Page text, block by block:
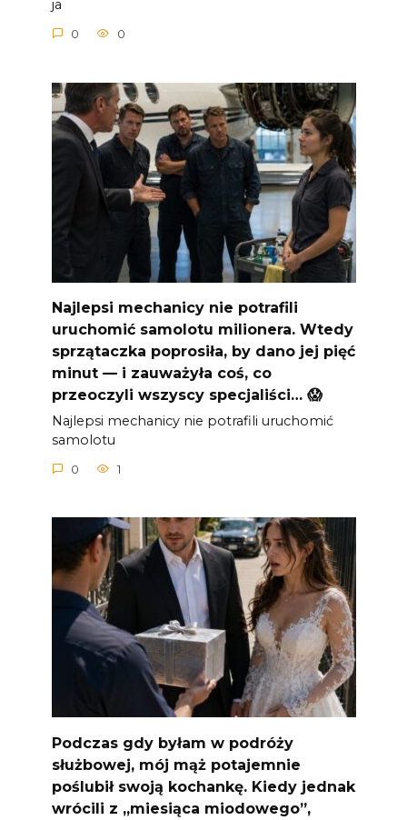
ja
0 0
Najlepsi mechanicy nie potrafili
uruchomić samolotu milionera. Wtedy
sprzątaczka poprosiła, by dano jej pięć
minut — i zauważyła coś, co
przeoczyli wszyscy specjaliści… 😱
Najlepsi mechanicy nie potrafili uruchomić
samolotu
0 1
Podczas gdy byłam w podróży
służbowej, mój mąż potajemnie
poślubił swoją kochankę. Kiedy jednak
wrócili z „miesiąca miodowego”,